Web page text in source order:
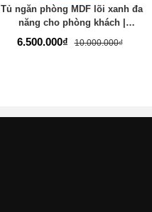
Tủ ngăn phòng MDF lõi xanh đa
năng cho phòng khách |
TDTNP04
6.500.000₫ 10.000.000₫